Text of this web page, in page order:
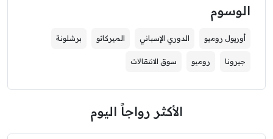
الوسوم
أوريول روميو الدوري الإسباني الميركاتو برشلونة
جيرونا روميو سوق الانتقاﻻت
الأكثر رواجاً اليوم